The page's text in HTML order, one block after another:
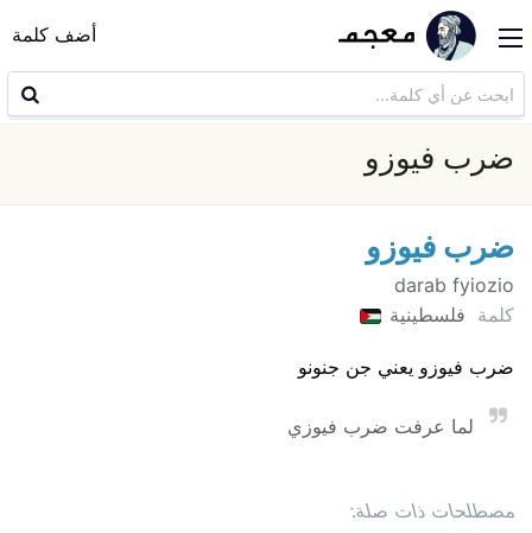
أضف كلمة
ضرب فيوزو
ضرب فيوزو
darab fyiozio
كلمة فلسطينية
ضرب فيوزو يعني جن جنونو
لما عرفت ضرب فيوزي
مصطلحات ذات صلة: